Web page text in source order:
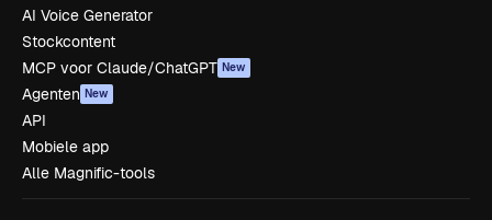
AI Voice Generator
Stockcontent
MCP voor Claude/ChatGPT New
Agenten New
API
Mobiele app
Alle Magnific-tools